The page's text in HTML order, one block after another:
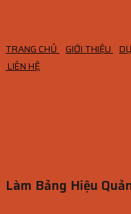
TRANG CHỦ GIỚI THIỆU
LIÊN HỆ
Làm Bảng Hiệu